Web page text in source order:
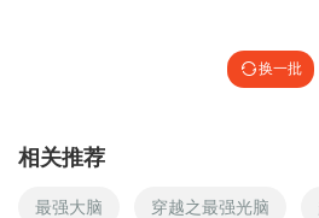
换一批
相关推荐
最强大脑 穿越之最强光脑